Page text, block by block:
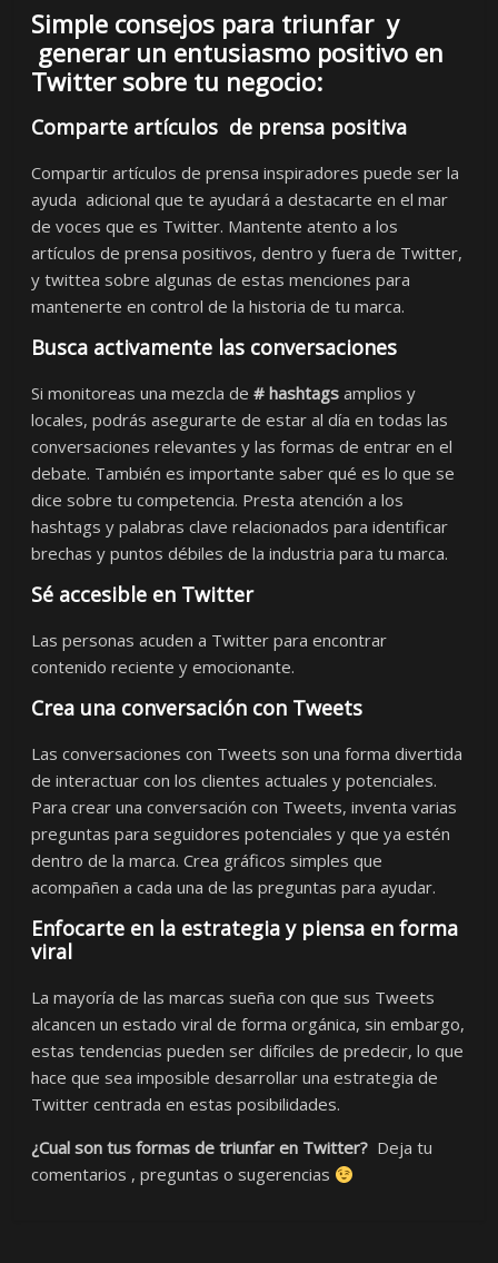
Simple consejos para triunfar y
generar un entusiasmo positivo en
Twitter sobre tu negocio:
Comparte artículos de prensa positiva
Compartir artículos de prensa inspiradores puede ser la
ayuda adicional que te ayudará a destacarte en el mar
de voces que es Twitter. Mantente atento a los
artículos de prensa positivos, dentro y fuera de Twitter,
y twittea sobre algunas de estas menciones para
mantenerte en control de la historia de tu marca.
Busca activamente las conversaciones
Si monitoreas una mezcla de# hashtags amplios y
locales, podrás asegurarte de estar al día en todas las
conversaciones relevantes y las formas de entrar en el
debate. También es importante saber qué es lo que se
dice sobre tu competencia. Presta atención a los
hashtags y palabras clave relacionados para identificar
brechas y puntos débiles de la industria para tu marca.
Sé accesible en Twitter
Las personas acuden a Twitter para encontrar
contenido reciente y emocionante.
Crea una conversación con Tweets
Las conversaciones con Tweets son una forma divertida
de interactuar con los clientes actuales y potenciales.
Para crear una conversación con Tweets, inventa varias
preguntas para seguidores potenciales y que ya estén
dentro de la marca. Crea gráficos simples que
acompañen a cada una de las preguntas para ayudar.
Enfocarte en la estrategia y piensa en forma
viral
La mayoría de las marcas sueña con que sus Tweets
alcancen un estado viral de forma orgánica, sin embargo,
estas tendencias pueden ser difíciles de predecir, lo que
hace que sea imposible desarrollar una estrategia de
Twitter centrada en estas posibilidades.
¿Cual son tus formas de triunfar en Twitter? Deja tu
comentarios , preguntas o sugerencias